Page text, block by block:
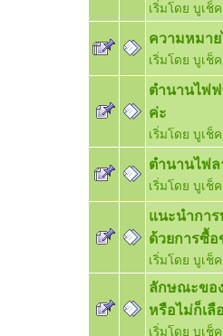
เริ่มโดย บูเช็
ความหมาย
เริ่มโดย บูเช็
ตำนานไพ่
ค่ะ
เริ่มโดย บูเช็
ตำนานไพ่
เริ่มโดย บูเช็
แนะนำกา
ด้วยการซื้อ
เริ่มโดย บูเช็
ลักษณะขอ
หรือไม่ก็เลื
เริ่มโดย บูเช็